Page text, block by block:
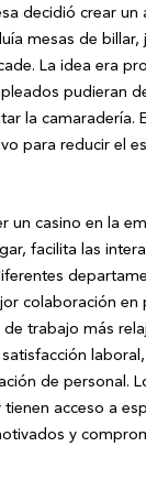
decidió crear un
mesas de
La idea era
pudieran
la camaradería.
para reducir el
un casino en la
facilita las
colaboración en
trabajo más
de personal.
acceso a
y